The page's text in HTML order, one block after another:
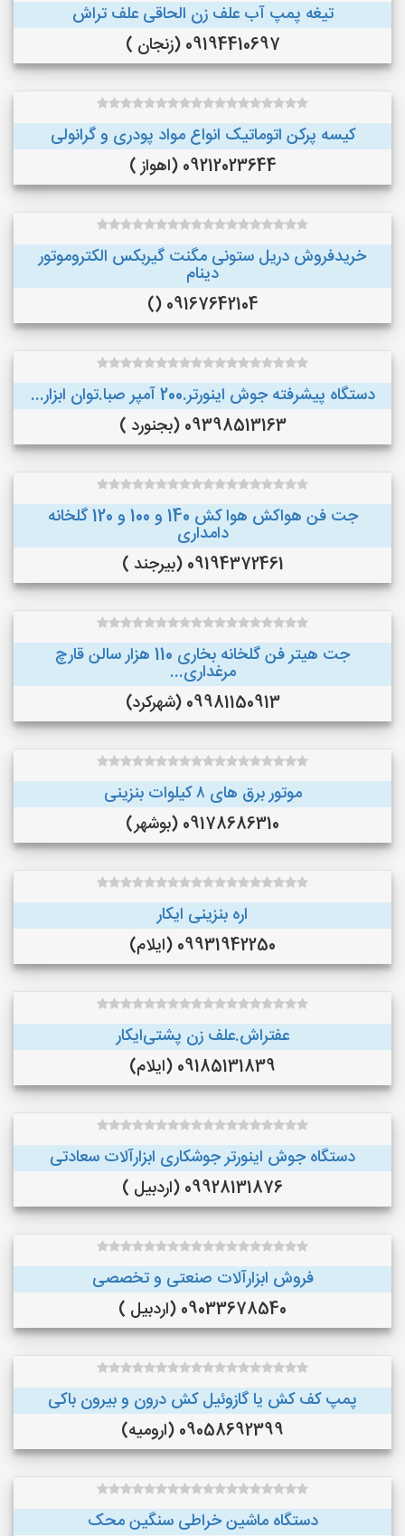
تیغه پمپ آب علف زن الحاقی علف تراش
09194410697 (زنجان )
کیسه پرکن اتوماتیک انواع مواد پودری و گرانولی
09212023644 (اهواز )
خریدفروش دریل ستونی مگنت گیربکس الکتروموتور
دینام
09167642104 ()
دستگاه پیشرفته جوش اینورتر.200 آمپر صبا.توان ابزار...
09398513163 (بجنورد )
جت فن هواکش هوا کش 140 و 100 و 120 گلخانه
دامداری
09194372461 (بیرجند )
جت هیتر فن گلخانه بخاری 110 هزار سالن قارچ
مرغداری...
09981150913 (شهرکرد)
موتور برق های ٨ کیلوات بنزینی
09178686310 (بوشهر)
اره بنزینی ایکار
09931942250 (ایلام)
عفتراش.علف زن پشتی‌ایکار
09185131839 (ایلام)
دستگاه جوش اینورتر جوشکاری ابزارآلات سعادتی
09928131876 (اردبیل )
فروش ابزارآلات صنعتی و تخصصی
09033678540 (اردبیل )
پمپ کف کش یا گازوئیل کش درون و بیرون باکی
09058692399 (ارومیه)
دستگاه ماشین خراطی سنگین محک